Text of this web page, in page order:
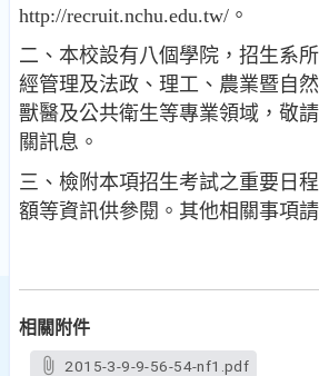
http://recruit.nchu.edu.tw/。
二、本校設有八個學院，招生系
經管理及法政、理工、農業暨自
獸醫及公共衛生等專業領域，敬
關訊息。
三、檢附本項招生考試之重要日
額等資訊供參閱。其他相關事項
相關附件
2015-3-9-9-56-54-nf1.pdf